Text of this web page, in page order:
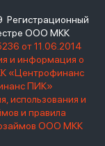
ООО МКК
от 11.06.2014
и информация о
«Центрофинанс
ПИК»
использования и
и правила
ООО МКК